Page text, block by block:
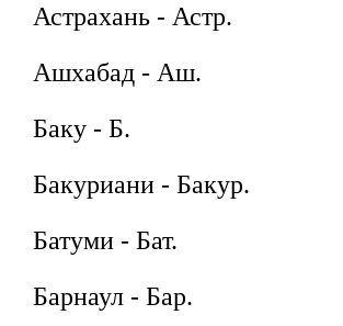
Астрахань - Астр.
Ашхабад - Аш.
Баку - Б.
Бакуриани - Бакур.
Батуми - Бат.
Барнаул - Бар.